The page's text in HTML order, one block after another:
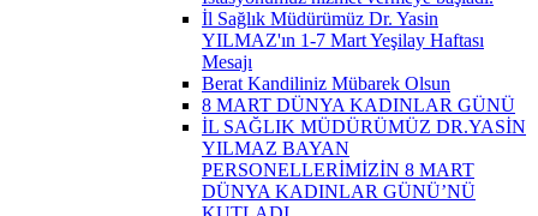
İl Sağlık Müdürümüz Dr. Yasin
YILMAZ'ın 1-7 Mart Yeşilay Haftası
Mesajı
Berat Kandiliniz Mübarek Olsun
8 MART DÜNYA KADINLAR GÜNÜ
İL SAĞLIK MÜDÜRÜMÜZ DR.YASİN
YILMAZ BAYAN
PERSONELLERİMİZİN 8 MART
DÜNYA KADINLAR GÜNÜ’NÜ